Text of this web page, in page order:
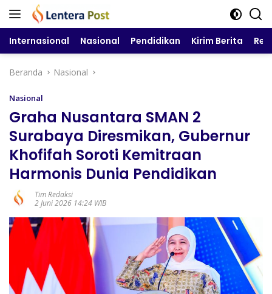
Langsung
Internasional Nasional Pendidikan Kirim Berita
Beranda Nasional
Nasional
Graha Nusantara SMAN 2
Surabaya Diresmikan, Gubernur
Khofifah Soroti Kemitraan
Harmonis Dunia Pendidikan
Tim Redaksi
2 Juni 2026 14:24 WIB